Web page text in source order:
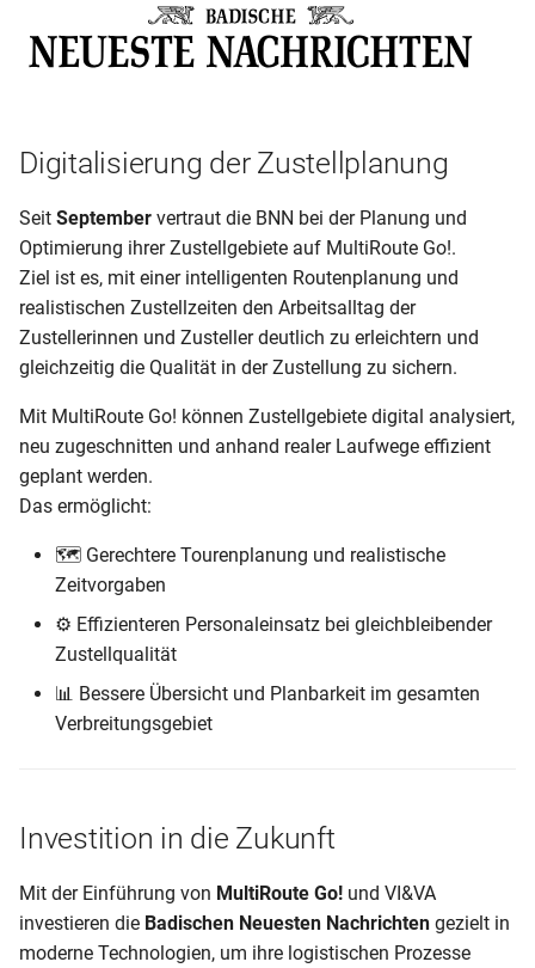
i
t
8. Zusatzmodule
9. Exporte
Tipps & Tricks
Administration
Automatisierung
Begriffe
Changelog
Digitalisierung der Zustellplanung
Seit September vertraut die BNN bei der Planung und
Optimierung ihrer Zustellgebiete auf MultiRoute Go!.
Ziel ist es, mit einer intelligenten Routenplanung und
realistischen Zustellzeiten den Arbeitsalltag der
Zustellerinnen und Zusteller deutlich zu erleichtern und
gleichzeitig die Qualität in der Zustellung zu sichern.
Mit MultiRoute Go! können Zustellgebiete digital analysiert,
neu zugeschnitten und anhand realer Laufwege effizient
geplant werden.
Das ermöglicht:
🗺️ Gerechtere Tourenplanung und realistische
Zeitvorgaben
⚙️ Effizienteren Personaleinsatz bei gleichbleibender
Zustellqualität
📊 Bessere Übersicht und Planbarkeit im gesamten
Verbreitungsgebiet
Investition in die Zukunft
Mit der Einführung von MultiRoute Go! und VI&VA
investieren die Badischen Neuesten Nachrichten gezielt in
moderne Technologien, um ihre logistischen Prozesse